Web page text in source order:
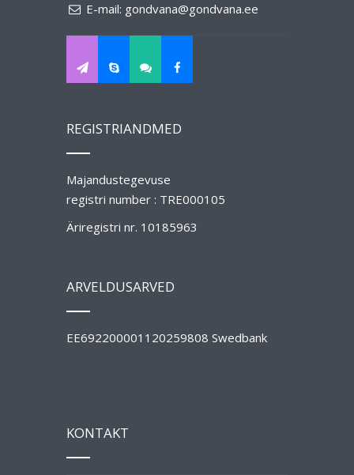
E-mail: gondvana@gondvana.ee
REGISTRIANDMED
Majandustegevuse
registri number : TRE000105
Äriregistri nr. 10185963
ARVELDUSARVED
EE692200001120259808 Swedbank
KONTAKT